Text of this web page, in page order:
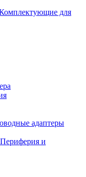
для
адаптеры
Периферия и